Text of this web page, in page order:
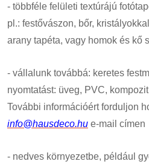
- többféle felületi textúrájú
pl.: festővászon, bőr,
arany tapéta, vagy homok és kő
- vállalunk továbbá: keretes
nyomtatást: üveg, PVC,
További információért forduljon
info@hausdeco.hu e-mail címen
- nedves környezetbe, például